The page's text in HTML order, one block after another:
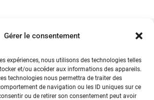
Gérer le consentement
expériences, nous utilisons des technologies telles
et/ou accéder aux informations des appareils.
technologies nous permettra de traiter des
de navigation ou les ID uniques sur ce
ou de retirer son consentement peut avoir
de l’Electronique et des Technologies
de la Communication
Hamelin 75116 Paris